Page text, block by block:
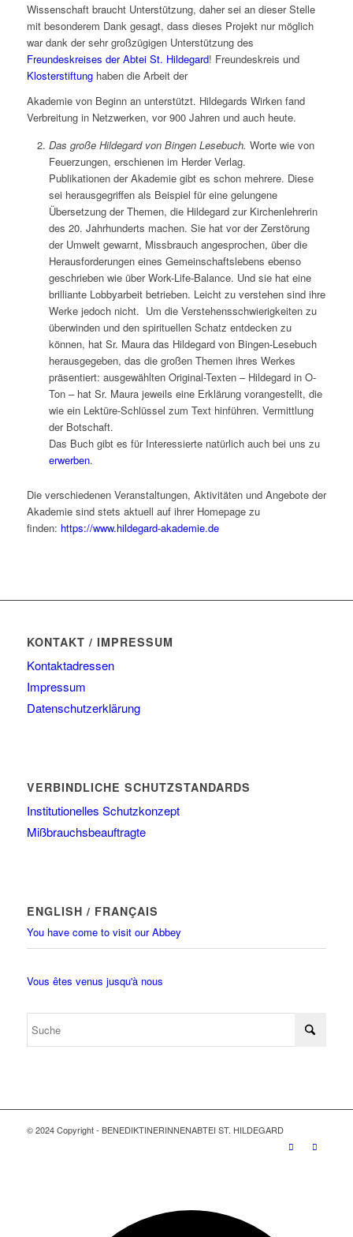
Wissenschaft braucht Unterstützung, daher sei an dieser Stelle
mit besonderem Dank gesagt, dass dieses Projekt nur möglich
war dank der sehr großzügigen Unterstützung des
Freundeskreises der Abtei St. Hildegard! Freundeskreis und
Klosterstiftunghaben die Arbeit der
Akademie von Beginn an unterstützt. Hildegards Wirken fand
Verbreitung in Netzwerken, vor 900 Jahren und auch heute.
Das große Hildegard von Bingen Lesebuch. Worte wie von
Feuerzungen, erschienen im Herder Verlag.
Publikationen der Akademie gibt es schon mehrere. Diese
sei herausgegriffen als Beispiel für eine gelungene
Übersetzung der Themen, die Hildegard zur Kirchenlehrerin
des 20. Jahrhunderts machen. Sie hat vor der Zerstörung
der Umwelt gewarnt, Missbrauch angesprochen, über die
Herausforderungen eines Gemeinschaftslebens ebenso
geschrieben wie über Work-Life-Balance. Und sie hat eine
brilliante Lobbyarbeit betrieben. Leicht zu verstehen sind ihre
Werke jedoch nicht. Um die Verstehensschwierigkeiten zu
überwinden und den spirituellen Schatz entdecken zu
können, hat Sr. Maura das Hildegard von Bingen-Lesebuch
herausgegeben, das die großen Themen ihres Werkes
präsentiert: ausgewählten Original-Texten – Hildegard in O-
Ton – hat Sr. Maura jeweils eine Erklärung vorangestellt, die
wie ein Lektüre-Schlüssel zum Text hinführen. Vermittlung
der Botschaft.
Das Buch gibt es für Interessierte natürlich auch bei uns zu
erwerben.
Die verschiedenen Veranstaltungen, Aktivitäten und Angebote der
Akademie sind stets aktuell auf ihrer Homepage zu
finden: https://www.hildegard-akademie.de
KONTAKT / IMPRESSUM
Kontaktadressen
Impressum
Datenschutzerklärung
VERBINDLICHE SCHUTZSTANDARDS
Institutionelles Schutzkonzept
Mißbrauchsbeauftragte
ENGLISH / FRANÇAIS
You have come to visit our Abbey
Vous êtes venus jusqu'à nous
© 2024 Copyright - BENEDIKTINERINNENABTEI ST. HILDEGARD